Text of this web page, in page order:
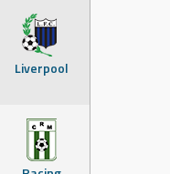
Liverpool